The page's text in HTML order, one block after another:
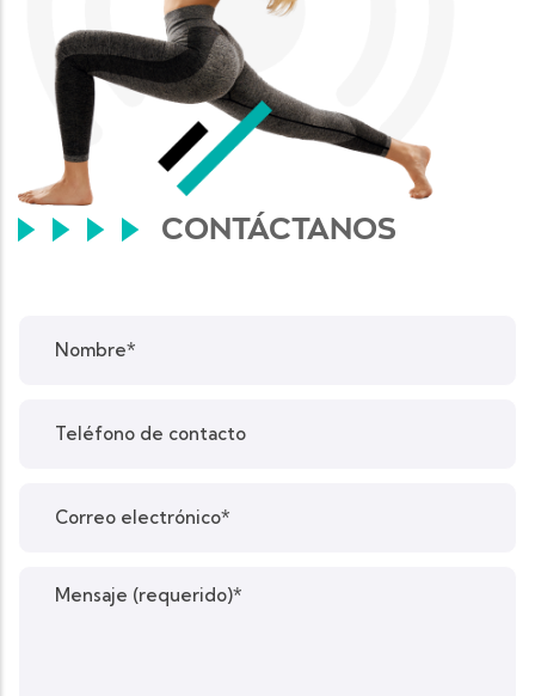
CONTÁCTANOS